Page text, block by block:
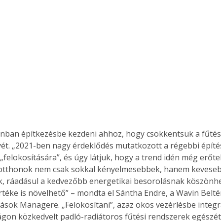
építkezésbe kezdeni ahhoz, hogy csökkentsük a
„2021-ben nagy érdeklődés mutatkozott a régebbi
és úgy látjuk, hogy a trend idén még
nem csak sokkal kényelmesebbek, hanem
ráadásul a kedvezőbb energetikai besorolásnak
is növelhető” – mondta el Sántha Endre, a Wavin
Managere. „Felokosítani”, azaz okos vezérlésbe
közkedvelt padló-radiátoros fűtési rendszerek